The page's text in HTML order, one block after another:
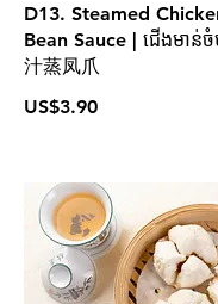
D13. Steamed
Bean Sauce | ជើងមា
汁蒸凤爪
US$3.90